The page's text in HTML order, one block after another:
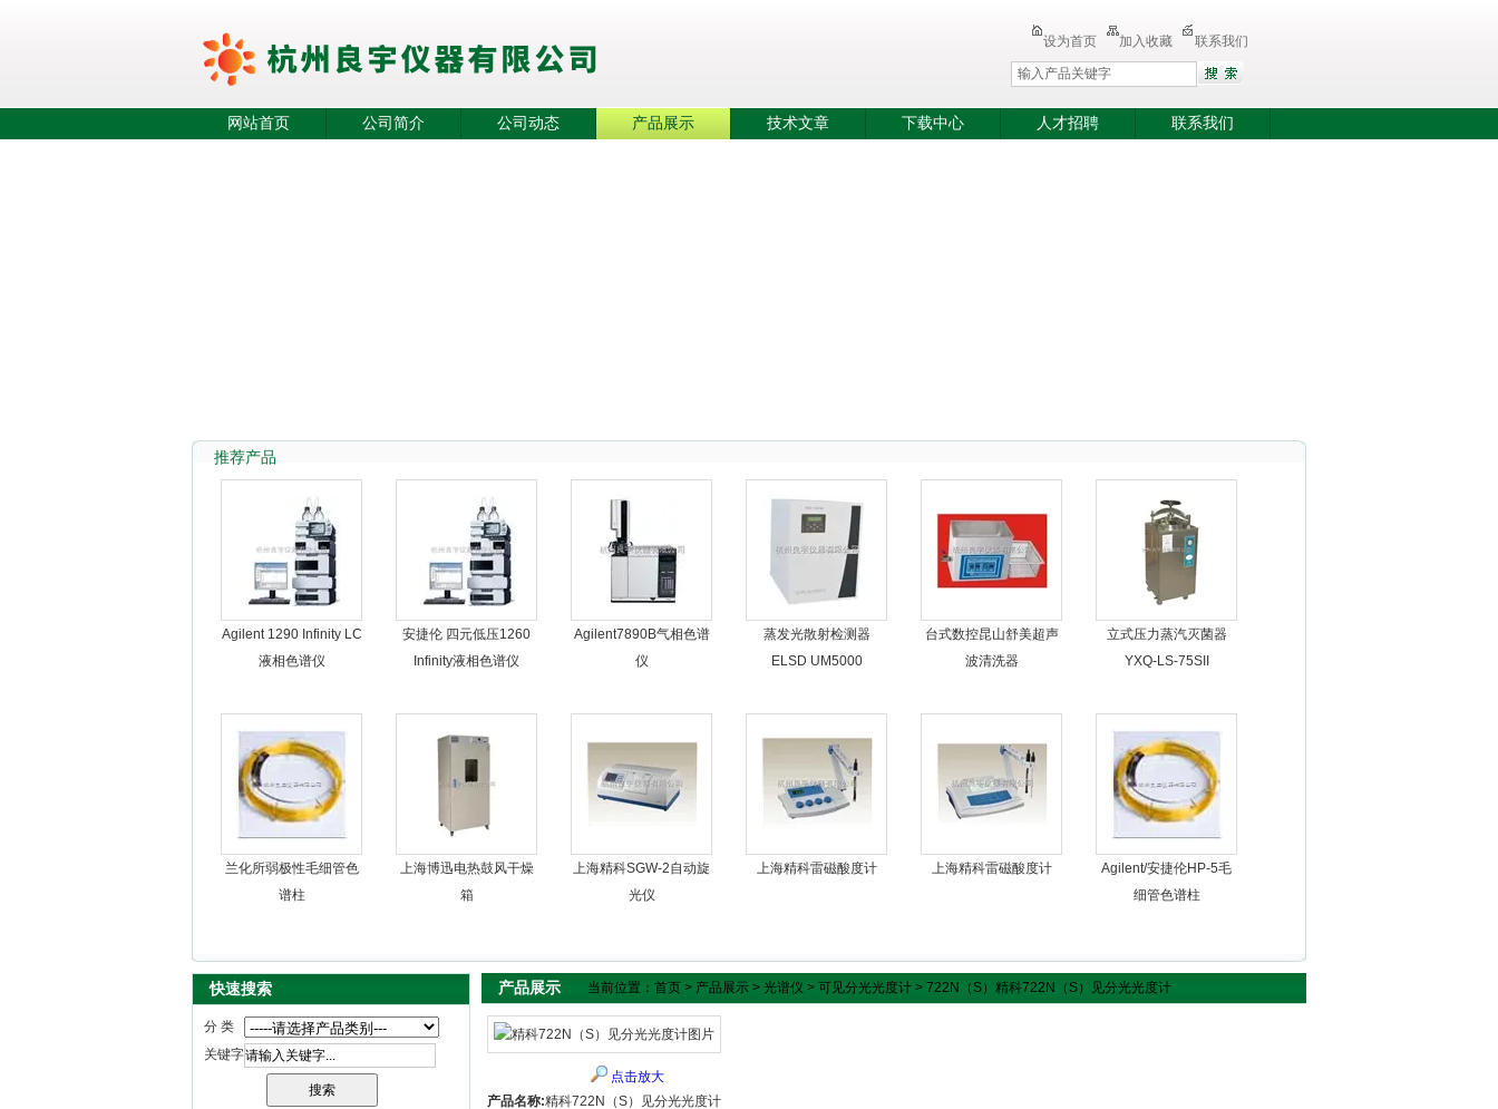
杭州良宇仪器有限公司
设为首页 加入收藏 联系我们
网站首页 公司简介 公司动态 产品展示 技术文章 下载中心 人才招聘 联系我们
推荐产品
Agilent 1290 Infinity LC
液相色谱仪
安捷伦 四元低压1260
Infinity液相色谱仪
Agilent7890B气相色谱
仪
蒸发光散射检测器
ELSD UM5000
台式数控昆山舒美超声
波清洗器
立式压力蒸汽灭菌器
YXQ-LS-75SII
兰化所弱极性毛细管色
谱柱
上海博迅电热鼓风干燥
箱
上海精科SGW-2自动旋
光仪
上海精科雷磁酸度计 上海精科雷磁酸度计
Agilent/安捷伦HP-5毛
细管色谱柱
快速搜索
分 类
关键字
产品展示 当前位置： 首页 > 产品展示 > 光谱仪 > 可见分光光度计 > 722N（S）精科722N（S）见分光光度计
点击放大
产品名称:精科722N（S）见分光光度计